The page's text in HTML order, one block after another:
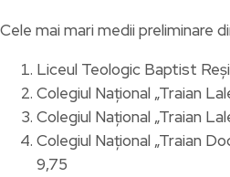
Cele mai mari medii preliminare
Liceul Teologic Baptist
Colegiul Național „Traian
Colegiul Național „Traian
Colegiul Național „Traian
9,75